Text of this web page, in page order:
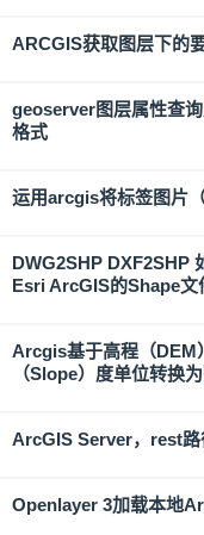
ARCGIS获取图层下的
geoserver图层属性查
格式
运用arcgis将标签图片
DWG2SHP DXF2SHP
Esri ArcGIS的Shape文
Arcgis基于高程（DEM
（Slope）度单位转换
ArcGIS Server，rest
Openlayer 3加载本地